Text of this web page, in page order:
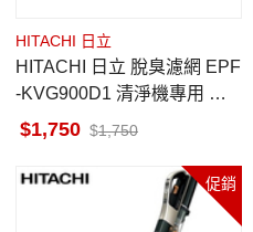
HITACHI 日立
HITACHI 日立 脫臭濾網 EPF
-KVG900D1 清淨機專用 原
廠1,750 1,750
促銷